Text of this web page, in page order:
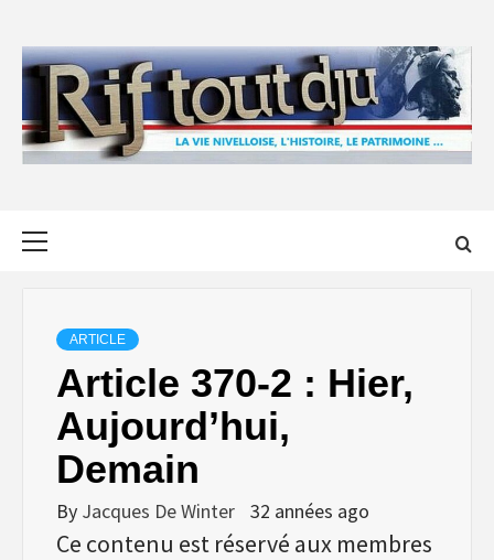
content
ARTICLE
Article 370-2 : Hier,
Aujourd’hui,
Demain
By Jacques De Winter 32 années ago
Ce contenu est réservé aux membres